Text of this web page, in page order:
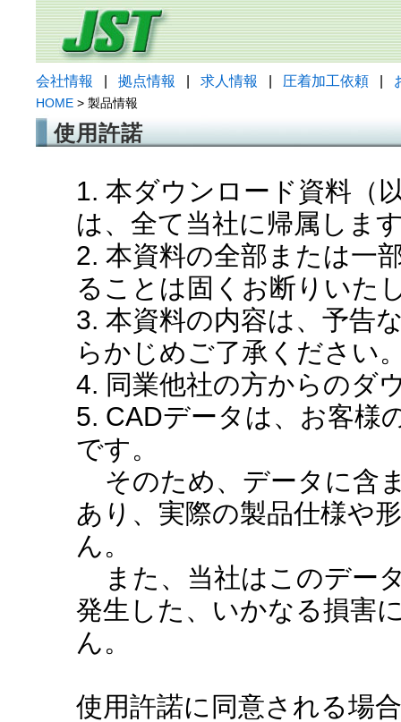
会社情報 拠点情報 求人情報 圧着加工依頼
HOME > 製品情報
使用許諾
1. 本ダウンロード資料（
は、全て当社に帰属しま
2. 本資料の全部または一
ることは固くお断りいた
3. 本資料の内容は、予告
らかじめご了承ください
4. 同業他社の方からのダ
5. CADデータは、お客様
です。
そのため、データに含
あり、実際の製品仕様や
ん。
また、当社はこのデー
発生した、いかなる損害
ん。
使用許諾に同意される場